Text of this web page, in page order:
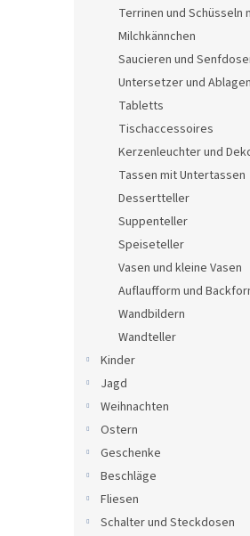
Terrinen und Schüsseln
Milchkännchen
Saucieren und
Untersetzer und Ablagen
Tabletts
Tischaccessoires
Kerzenleuchter und
Tassen mit Untertassen
Dessertteller
Suppenteller
Speiseteller
Vasen und kleine Vasen
Auflaufform und
Wandbildern
Wandteller
Kinder
Jagd
Weihnachten
Ostern
Geschenke
Beschläge
Fliesen
Schalter und Steckdosen